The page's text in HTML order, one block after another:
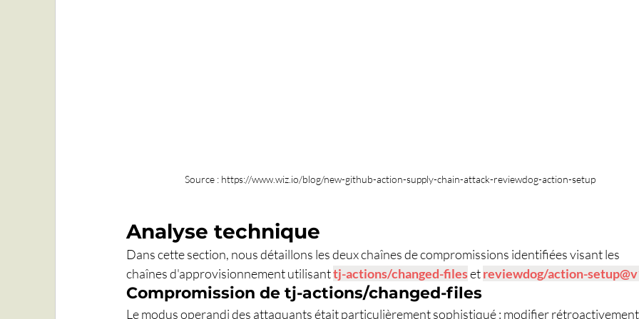
Source : https://www.wiz.io/blog/new-github-action-supply-chain-attack-reviewdog-action-setup
Analyse technique
Dans cette section, nous détaillons les deux chaînes de compromissions identifiées visant les
chaînes d'approvisionnement utilisant tj-actions/changed-files et reviewdog/action-
Compromission de tj-actions/changed-files
Le modus operandi des attaquants était particulièrement sophistiqué : modifier